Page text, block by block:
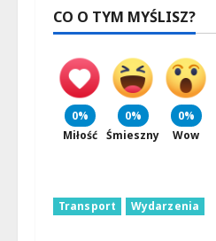
CO O TYM MYŚLISZ?
0%
Miłość
0%
Śmieszny
0%
Wow
Transport Wydarzenia